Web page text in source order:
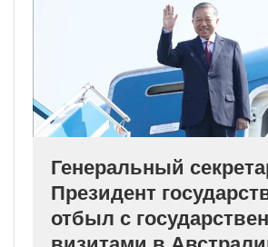
Генеральный
Президент
отбыл с